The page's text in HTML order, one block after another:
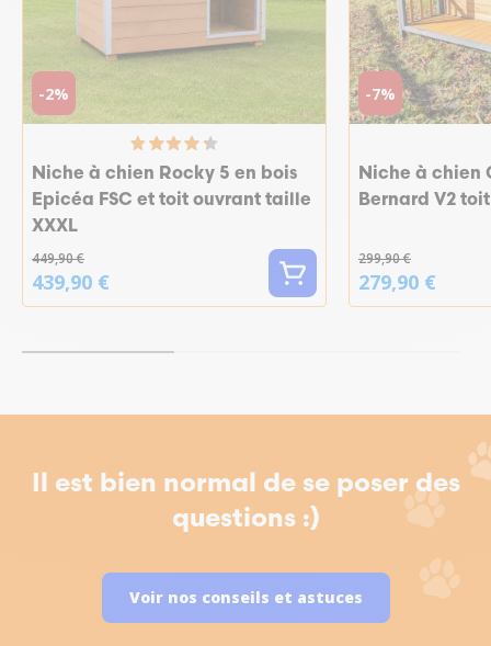
-2%
Niche à chien Rocky 5 en bois
Epicéa FSC et toit ouvrant taille
XXXL
449,90 €
439,90 €
-7%
Niche à chien
Bernard V2
299,90 €
279,90 €
Il est bien normal de se poser des
questions :)
Voir nos conseils et astuces